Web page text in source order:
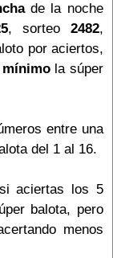
de la noche
, sorteo 2482,
por aciertos,
mínimo la súper
entre una
del 1 al 16.
aciertas los 5
balota, pero
menos